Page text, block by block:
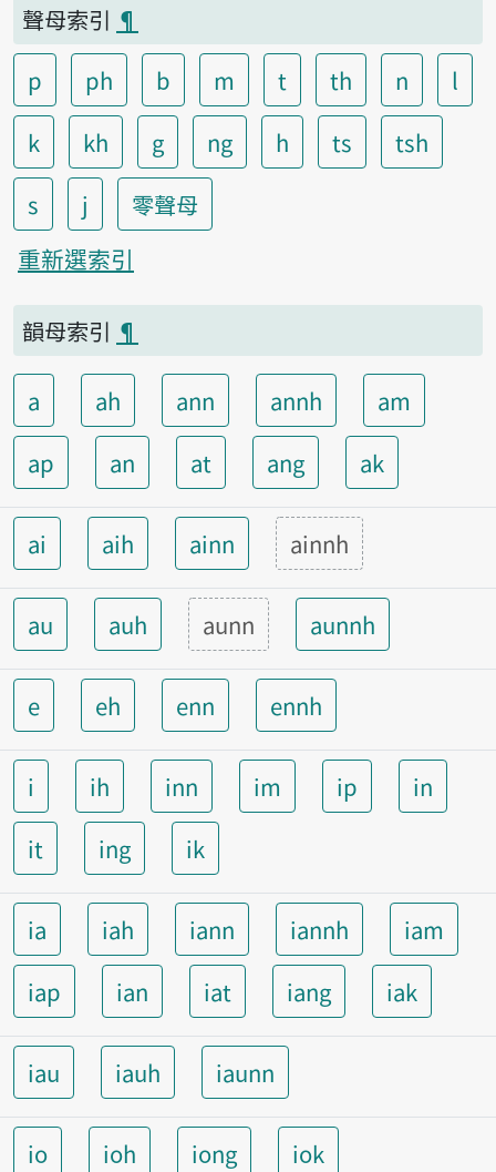
聲母索引 ¶
p
ph b m t th n
l
k
kh g ng h ts
tsh
s
j
零聲母
重新選索引
韻母索引 ¶
a ah ann annh
am
ap
an at ang ak
ai aih ainn ainnh
au auh aunn aunnh
e eh enn ennh
i ih inn im ip
in
it
ing ik
ia iah iann iannh
iam
iap
ian iat iang iak
iau iauh iaunn
io ioh iong iok